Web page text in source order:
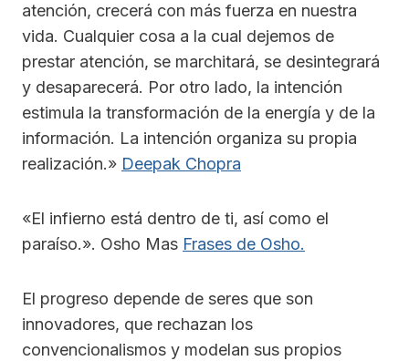
atención, crecerá con más fuerza en nuestra
vida. Cualquier cosa a la cual dejemos de
prestar atención, se marchitará, se desintegrará
y desaparecerá. Por otro lado, la intención
estimula la transformación de la energía y de la
información. La intención organiza su propia
realización.» Deepak Chopra
«El infierno está dentro de ti, así como el
paraíso.». Osho Mas Frases de Osho.
El progreso depende de seres que son
innovadores, que rechazan los
convencionalismos y modelan sus propios